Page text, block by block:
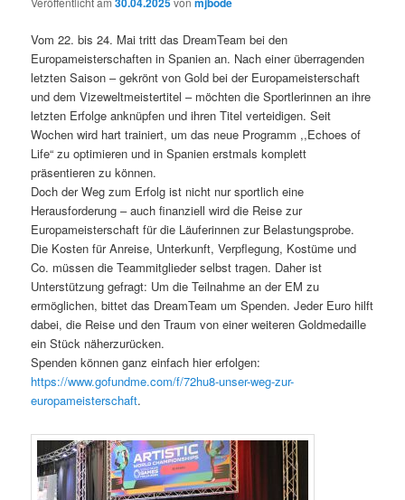
Vom 22. bis 24. Mai tritt das DreamTeam bei den
Europameisterschaften in Spanien an. Nach einer überragenden
letzten Saison – gekrönt von Gold bei der Europameisterschaft
und dem Vizeweltmeistertitel – möchten die Sportlerinnen an ihre
letzten Erfolge anknüpfen und ihren Titel verteidigen. Seit
Wochen wird hart trainiert, um das neue Programm ,,Echoes of
Life“ zu optimieren und in Spanien erstmals komplett
präsentieren zu können.
Doch der Weg zum Erfolg ist nicht nur sportlich eine
Herausforderung – auch finanziell wird die Reise zur
Europameisterschaft für die Läuferinnen zur Belastungsprobe.
Die Kosten für Anreise, Unterkunft, Verpflegung, Kostüme und
Co. müssen die Teammitglieder selbst tragen. Daher ist
Unterstützung gefragt: Um die Teilnahme an der EM zu
ermöglichen, bittet das DreamTeam um Spenden. Jeder Euro hilft
dabei, die Reise und den Traum von einer weiteren Goldmedaille
ein Stück näherzurücken.
Spenden können ganz einfach hier erfolgen:
https://www.gofundme.com/f/72hu8-unser-weg-zur-
europameisterschaft.